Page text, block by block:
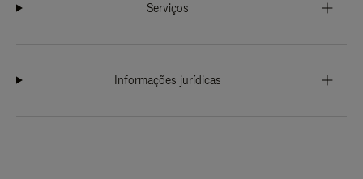
Serviços
Informações jurídicas